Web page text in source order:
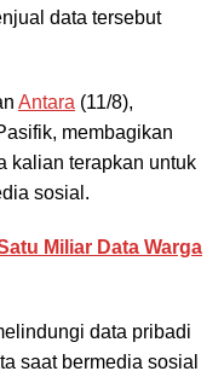
data tersebut
Antara (11/8),
membagikan
kalian terapkan untuk
sosial.
Miliar Data Warga
data pribadi
saat bermedia sosial